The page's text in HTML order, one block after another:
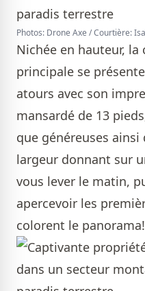
Photos: Drone Axe / Courtière:
Nichée en hauteur,
principale se
atours avec son
mansardé de 13
que généreuses
largeur donnant sur
vous lever le matin,
apercevoir les
colorent le panorama!